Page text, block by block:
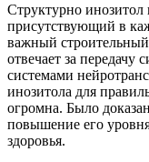
Структурно инозитол
присутствующий в
важный
отвечает за передачу
системами
инозитола для
огромна. Было
повышение его
здоровья.